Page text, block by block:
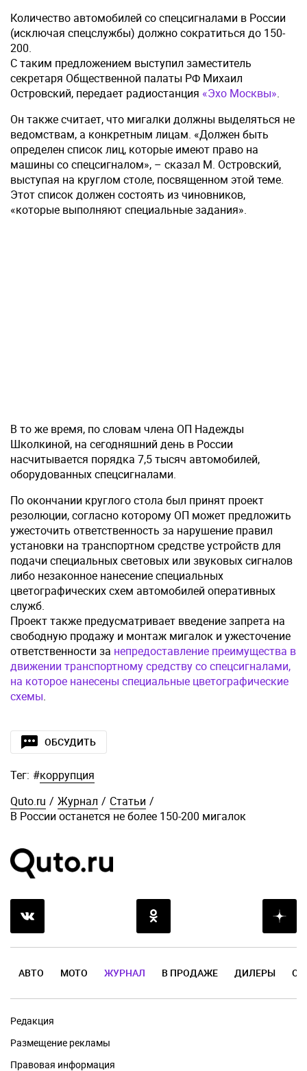
Количество автомобилей со спецсигналами в России
(исключая спецслужбы) должно сократиться до 150-
200.
С таким предложением выступил заместитель
секретаря Общественной палаты РФ Михаил
Островский, передает радиостанция «Эхо Москвы».
Он также считает, что мигалки должны выделяться не
ведомствам, а конкретным лицам. «Должен быть
определен список лиц, которые имеют право на
машины со спецсигналом», – сказал М. Островский,
выступая на круглом столе, посвященном этой теме.
Этот список должен состоять из чиновников,
«которые выполняют специальные задания».
В то же время, по словам члена ОП Надежды
Школкиной, на сегодняшний день в России
насчитывается порядка 7,5 тысяч автомобилей,
оборудованных спецсигналами.
По окончании круглого стола был принят проект
резолюции, согласно которому ОП может предложить
ужесточить ответственность за нарушение правил
установки на транспортном средстве устройств для
подачи специальных световых или звуковых сигналов
либо незаконное нанесение специальных
цветографических схем автомобилей оперативных
служб.
Проект также предусматривает введение запрета на
свободную продажу и монтаж мигалок и ужесточение
ответственности за непредоставление преимущества в
движении транспортному средству со спецсигналами,
на которое нанесены специальные цветографические
схемы.
ОБСУДИТЬ
Тег: #коррупция
Quto.ru / Журнал / Статьи /
В России останется не более 150-200 мигалок
АВТО МОТО ЖУРНАЛ В ПРОДАЖЕ ДИЛЕРЫ
Редакция
Размещение рекламы
Правовая информация